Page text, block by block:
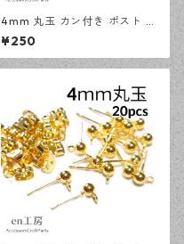
4mm 丸玉 カン付き ポスト ピ
アス KCゴールド 20ピース 金
属キャッチ ピアスパーツ 【en
工房】
¥250